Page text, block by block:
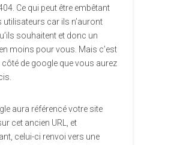
Ce qui peut être embêtant
utilisateurs car ils n’auront
souhaitent et donc un
moins pour vous. Mais c’est
de google que vous aurez
aura référencé votre site
cet ancien URL, et
celui-ci renvoi vers une